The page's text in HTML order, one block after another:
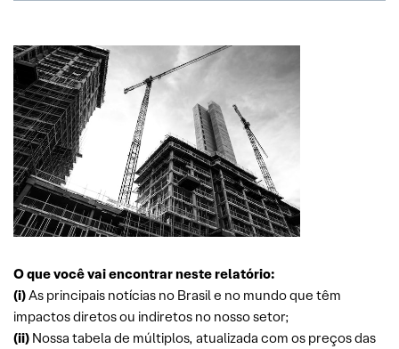
O que você vai encontrar neste relatório:
(i)As principais notícias no Brasil e no mundo que têm
impactos diretos ou indiretos no nosso setor;
(ii) Nossa tabela de múltiplos, atualizada com os preços das